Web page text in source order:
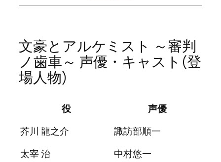
文豪とアルケミスト ～審判
ノ歯車～ 声優・キャスト(登
場人物)
役
声優
芥川 龍之介
諏訪部順一
太宰 治
中村悠一